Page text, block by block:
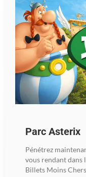
Parc Asterix
Pénétrez
vous rendant dans
Billets Moins